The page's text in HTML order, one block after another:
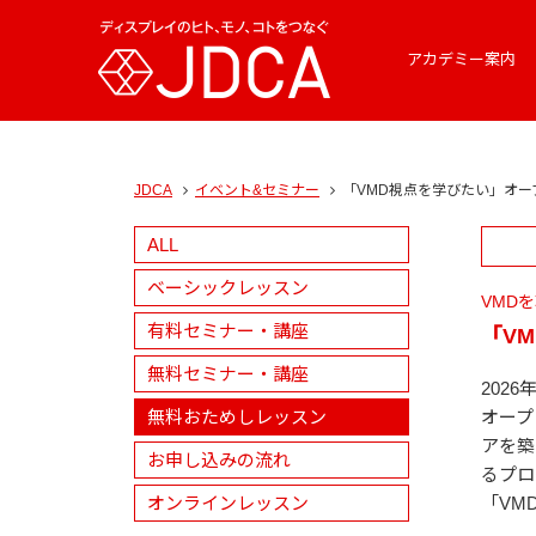
アカデミー案内
JDCA イベント&セミナー 「VMD視点を学びたい」オ
ALL
ベーシックレッスン
有料セミナー・講座
無料セミナー・講座
無料おためしレッスン
お申し込みの流れ
オンラインレッスン
VMD
「
2026
オー
アを
るプ
「